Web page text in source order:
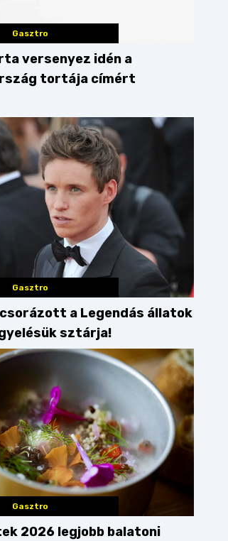
egészség
Gasztro
versenyez idén a
tortája címért
Gasztro
a Legendás állatok
sztárja!
Gasztro
2026 legjobb balatoni